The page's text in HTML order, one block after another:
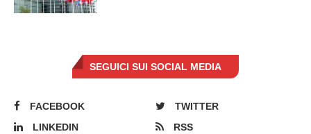
SEGUICI SUI SOCIAL MEDIA
FACEBOOK
TWITTER
LINKEDIN
RSS